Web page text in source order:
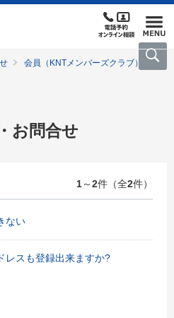
会員（KNTメンバーズクラブ）につ
お問合せ
1～2件（全2件）
ない
レスも登録出来ますか?